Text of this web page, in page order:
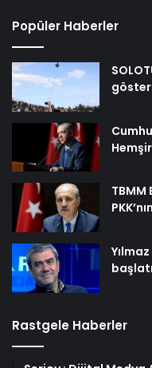
Popüler Haberler
TBMM
Rastgele Haberler